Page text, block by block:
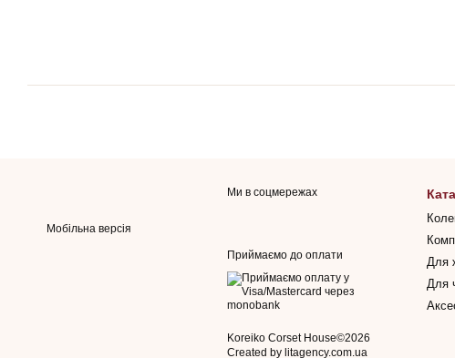
Мобільна версія
Ми в соцмережах
Приймаємо до оплати
Koreiko Corset House©2026
Created by litagency.com.ua
Для
Для